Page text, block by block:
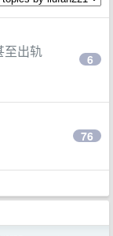
至出轨
6
76